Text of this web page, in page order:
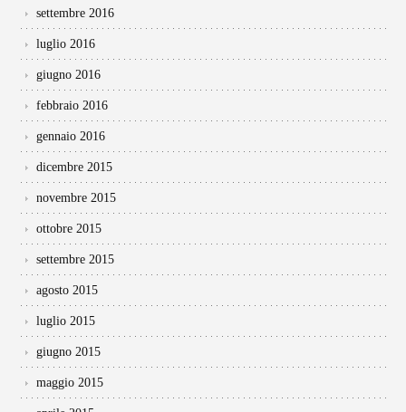
settembre 2016
luglio 2016
giugno 2016
febbraio 2016
gennaio 2016
dicembre 2015
novembre 2015
ottobre 2015
settembre 2015
agosto 2015
luglio 2015
giugno 2015
maggio 2015